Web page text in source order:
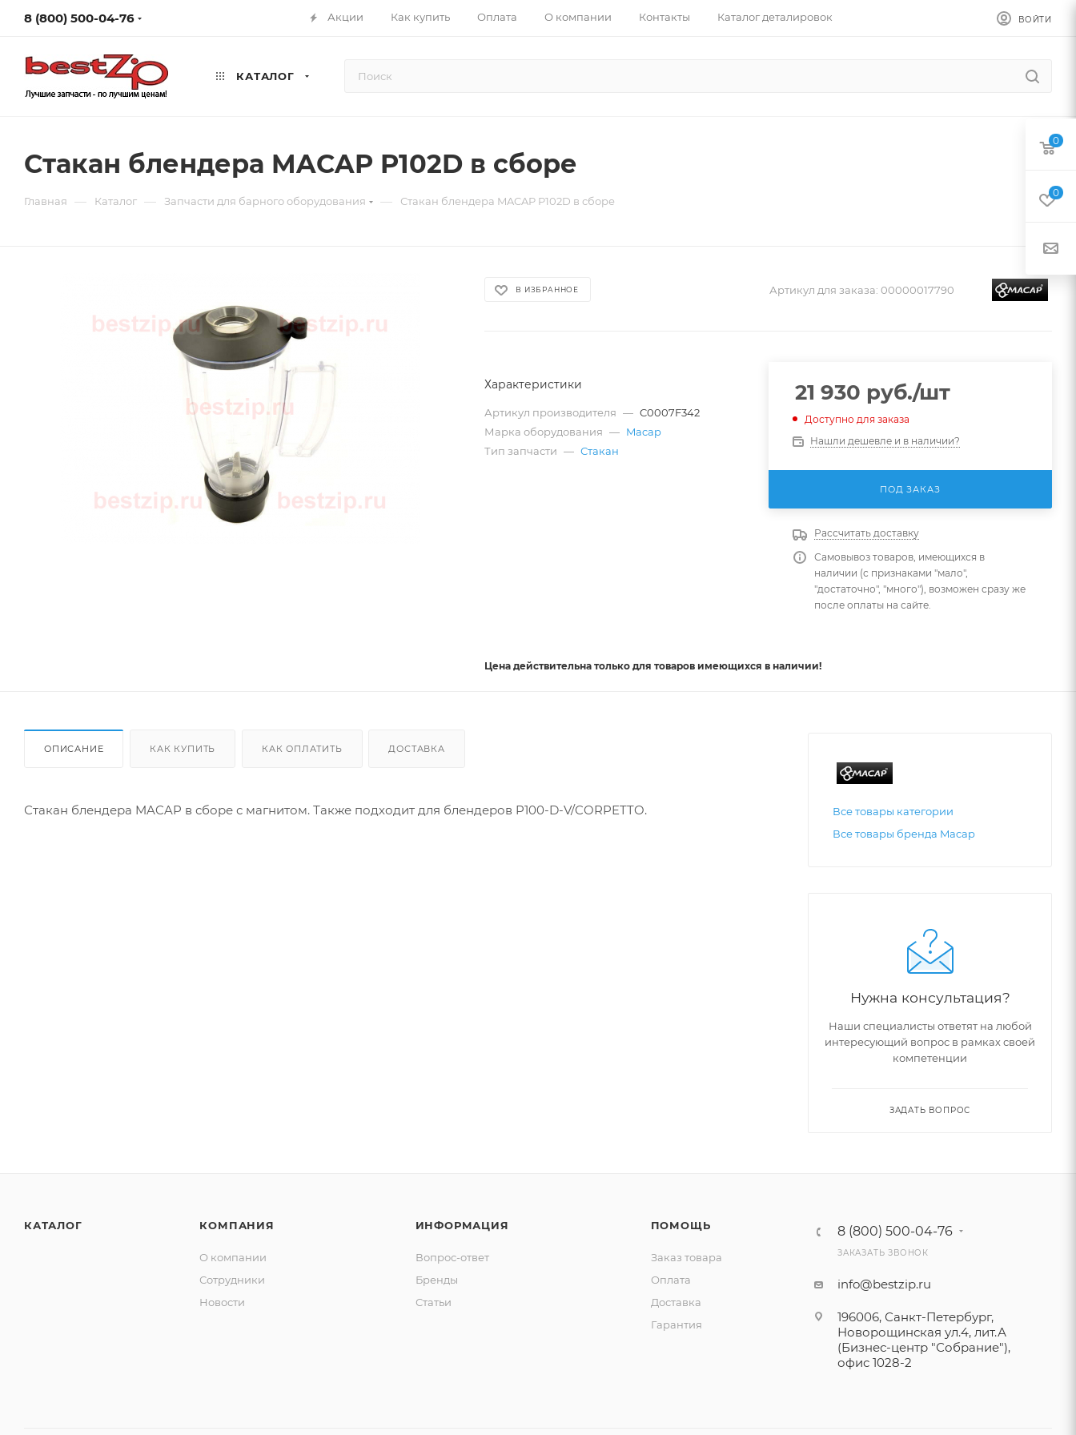
8 (800) 500-04-76 Акции Как купить Оплата О компании Контакты Каталог деталировок ВОЙТИ
КАТАЛОГ
Стакан блендера MACAP P102D в сборе
Главная — Каталог — Запчасти для барного оборудования — Стакан блендера MACAP P102D в сборе
В ИЗБРАННОЕ Артикул для заказа: 00000017790
Характеристики
Артикул производителя — C0007F342
Марка оборудования — Macap
Тип запчасти — Стакан
21 930 руб./шт
Доступно для заказа
Нашли дешевле и в наличии?
ПОД ЗАКАЗ
Рассчитать доставку
Самовывоз товаров, имеющихся в
наличии (с признаками "мало",
"достаточно", "много"), возможен сразу же
после оплаты на сайте.
Цена действительна только для товаров имеющихся в наличии!
ОПИСАНИЕ КАК КУПИТЬ КАК ОПЛАТИТЬ ДОСТАВКА
Стакан блендера MACAP в сборе с магнитом. Также подходит для блендеров P100-D-V/CORPETTO.
Все товары категории
Все товары бренда Macap
Нужна консультация?
Наши специалисты ответят на любой
интересующий вопрос в рамках своей
компетенции
ЗАДАТЬ ВОПРОС
КАТАЛОГ КОМПАНИЯ
О компании
Сотрудники
Новости
ИНФОРМАЦИЯ
Вопрос-ответ
Бренды
Статьи
ПОМОЩЬ
Заказ товара
Оплата
Доставка
Гарантия
8 (800) 500-04-76
ЗАКАЗАТЬ ЗВОНОК
info@bestzip.ru
196006, Санкт-Петербург,
Новорощинская ул.4, лит.А
(Бизнес-центр "Собрание"),
офис 1028-2
0
0